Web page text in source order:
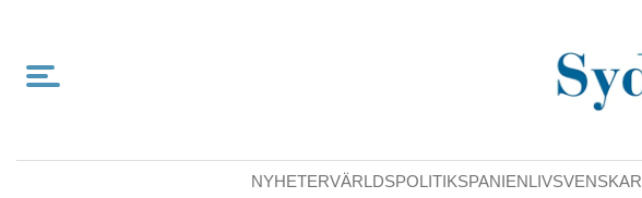
NYHETERVÄRLDSPOLITIKSPANIENLIVSVENSKAR